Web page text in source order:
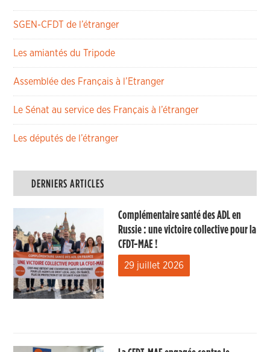
SGEN-CFDT de l’étranger
Les amiantés du Tripode
Assemblée des Français à l’Etranger
Le Sénat au service des Français à l’étranger
Les députés de l’étranger
DERNIERS ARTICLES
Complémentaire santé des ADL en
Russie : une victoire collective pour la
CFDT-MAE !
29 juillet 2026